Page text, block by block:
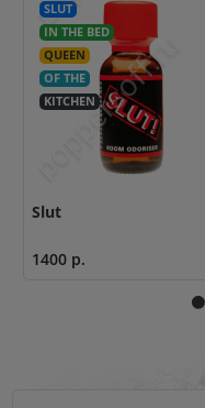
SLUT
IN THE BED
QUEEN
OF THE
KITCHEN
Slut
1400 р.